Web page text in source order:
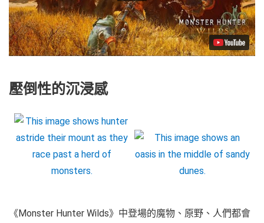
壓倒性的沉浸感
《Monster Hunter Wilds》中登場的魔物、原野、人們都會